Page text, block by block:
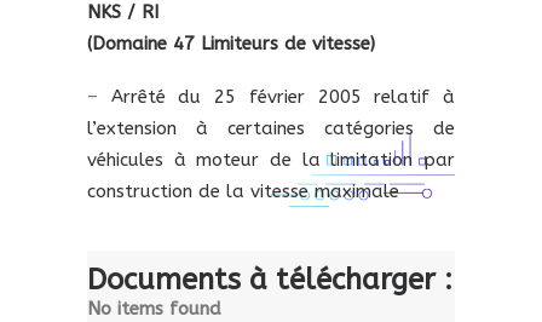
NKS / RI
(Domaine 47 Limiteurs de vitesse)
– Arrêté du 25 février 2005relatif à
l’extension à certaines catégories de
véhicules à moteur de la limitation par
construction de la vitesse maximale
Documents à télécharger :
No items found